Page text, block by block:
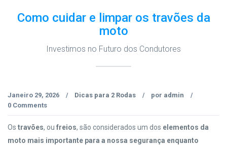
Como cuidar e limpar os travões da
moto
Investimos no Futuro dos Condutores
Janeiro 29, 2026 / Dicas para 2 Rodas / por admin /
0 Comments
Os travões, ou freios, são considerados um dos elementos da
moto mais importante para a nossa segurança enquanto